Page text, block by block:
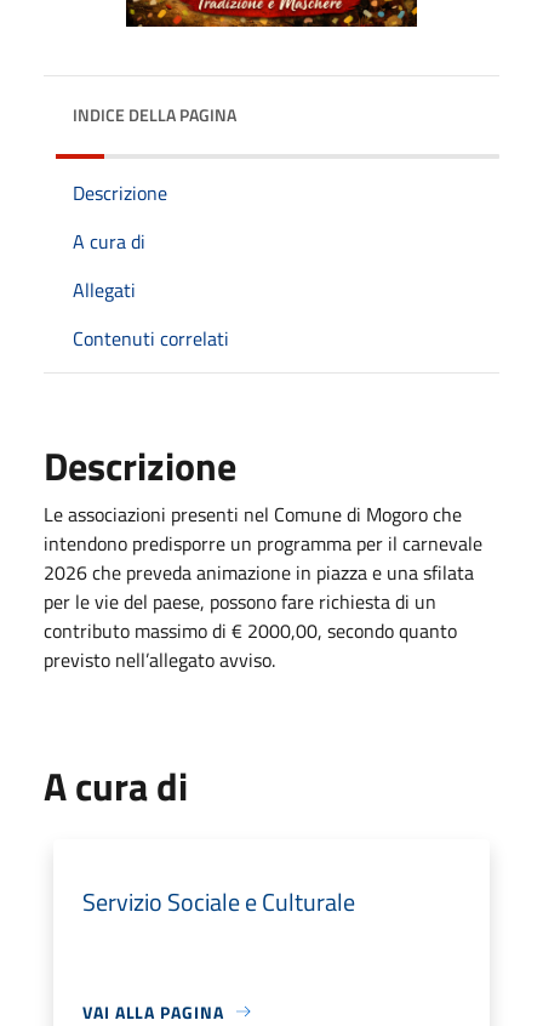
INDICE DELLA PAGINA
Descrizione
A cura di
Allegati
Contenuti correlati
Descrizione
Le associazioni presenti nel Comune di Mogoro che
intendono predisporre un programma per il carnevale
2026 che preveda animazione in piazza e una sfilata
per le vie del paese, possono fare richiesta di un
contributo massimo di € 2000,00, secondo quanto
previsto nell’allegato avviso.
A cura di
Servizio Sociale e Culturale
VAI ALLA PAGINA